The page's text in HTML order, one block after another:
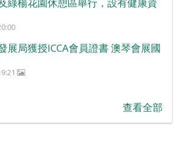
展局獲授ICCA會員證書 澳琴會展國
查看全部